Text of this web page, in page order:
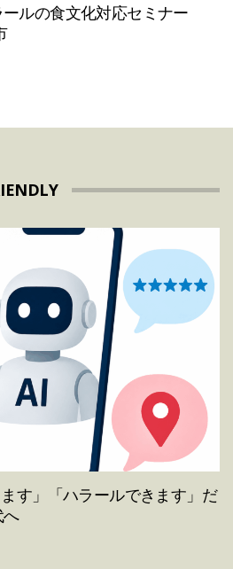
ールの食文化対応セミナー
す」「ハラールできます」だ